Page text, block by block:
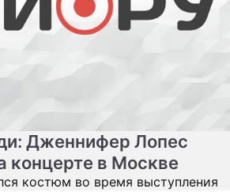
Дженнифер Лопес
концерте в Москве
костюм во время выступления